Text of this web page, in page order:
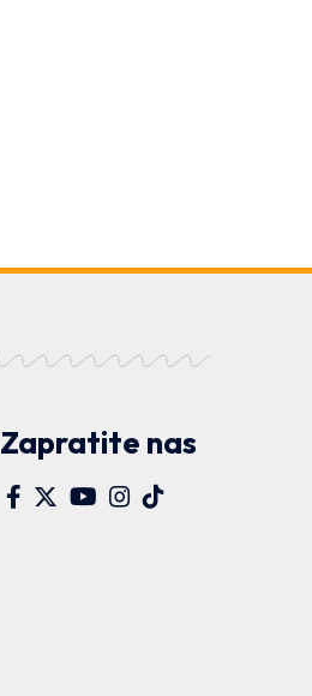
Zapratite nas